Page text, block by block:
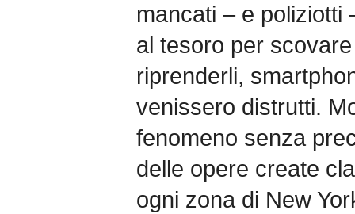
mancati – e poliziotti
al tesoro per
riprenderli,
venissero distrutti.
fenomeno senza
delle opere create
ogni zona di New